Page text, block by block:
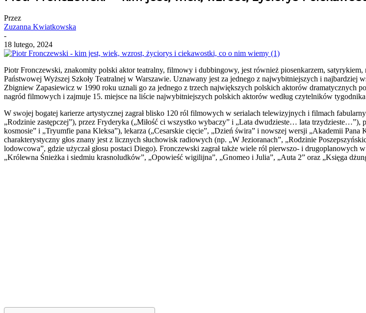
Przez
Zuzanna Kwiatkowska
-
18 lutego, 2024
Piotr Fronczewski, znakomity polski aktor teatralny, filmowy i dubbingowy, jest również piosenkarzem,
Państwowej Wyższej Szkoły Teatralnej w Warszawie. Uznawany jest za jednego z najwybitniejszych i
Zbigniew Zapasiewicz w 1990 roku uznali go za jednego z trzech największych polskich aktorów dramatycznych
nagród filmowych i zajmuje 15. miejsce na liście najwybitniejszych polskich aktorów według czytelników
W swojej bogatej karierze artystycznej zagrał blisko 120 ról filmowych w serialach telewizyjnych i filmach
„Rodzinie zastępczej”), przez Fryderyka („Miłość ci wszystko wybaczy” i „Lata dwudzieste… lata
kosmosie” i „Tryumfie pana Kleksa”), lekarza („Cesarskie cięcie”, „Dzień świra” i nowszej wersji „Akademii
charakterystyczny głos znany jest z licznych słuchowisk radiowych (np. „W Jezioranach”, „Rodzinie
lodowcowa”, gdzie użyczał głosu postaci Diego). Fronczewski zagrał także wiele ról pierwszo- i
„Królewna Śnieżka i siedmiu krasnoludków”, „Opowieść wigilijna”, „Gnomeo i Julia”, „Auta 2” oraz „Księga